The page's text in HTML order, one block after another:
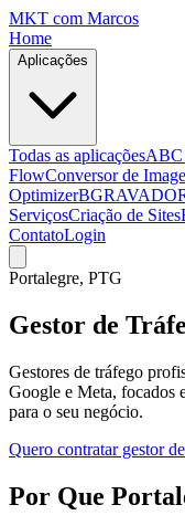
MKT com Marcos
Home
Aplicações
Todas as aplicações
FlowConversor de
Optimizer
ServiçosCriação de Sites
ContatoLogin
Portalegre, PTG
Gestor de
Gestores de tráfego
Google e Meta, focados
para o seu negócio.
Quero contratar gestor
Por Que